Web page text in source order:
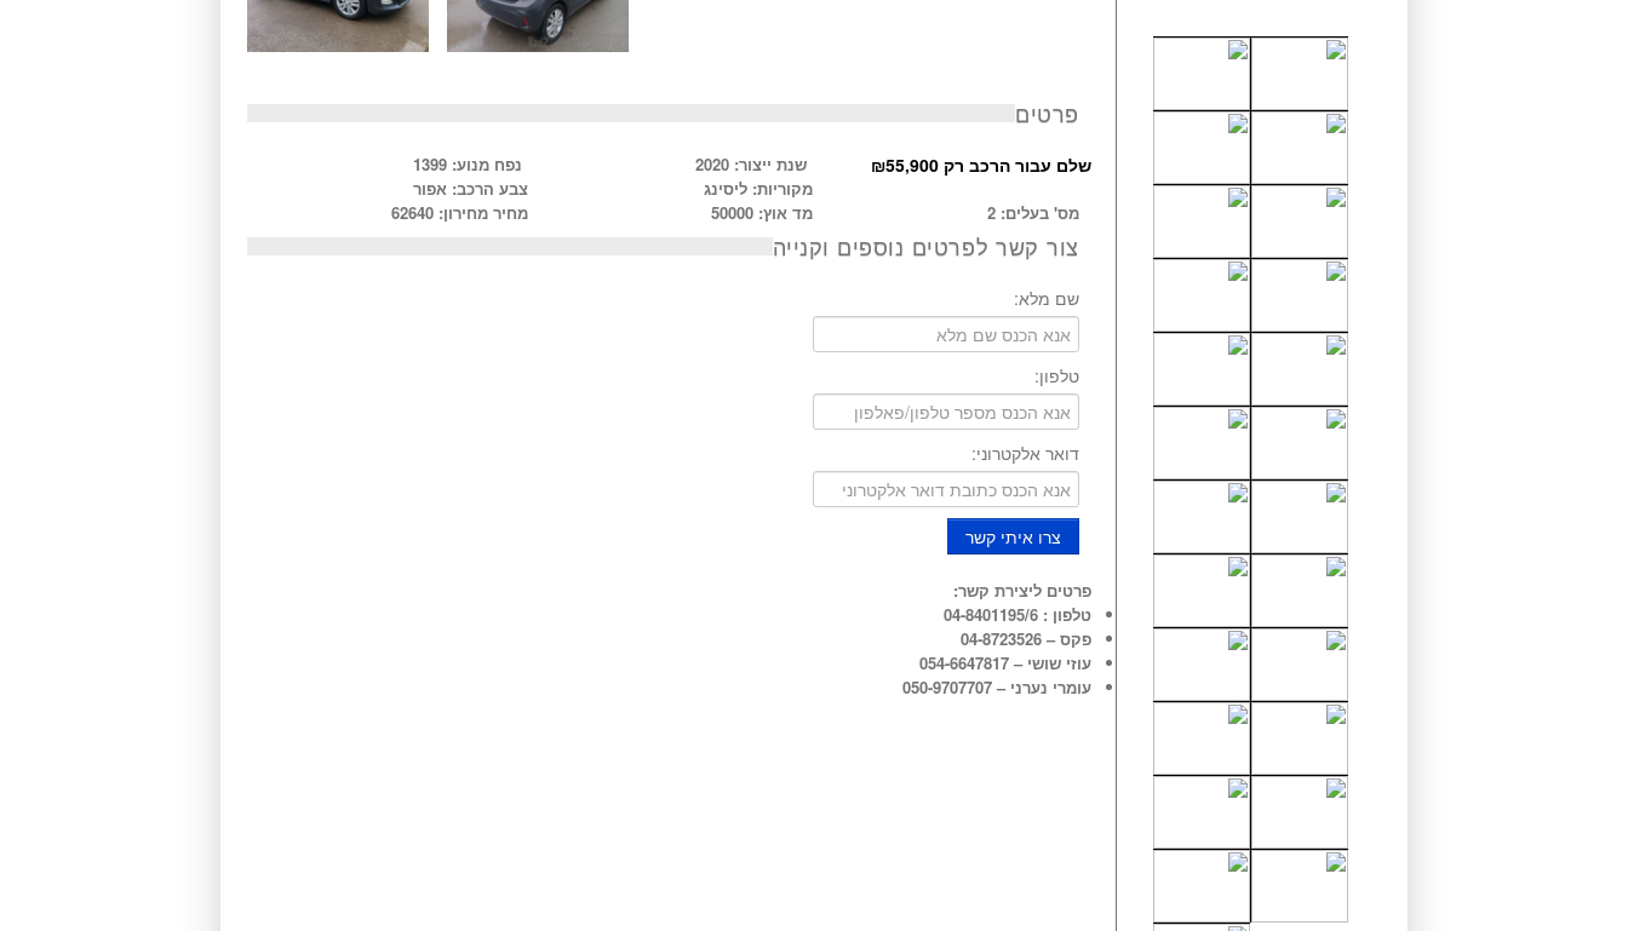
פרטים
שלם עבור הרכב רק ₪55,900 שנת ייצור: 2020
נפח מנוע: 1399
מקוריות: ליסינג
צבע הרכב: אפור
מס' בעלים: 2
מד אוץ: 50000 מחיר מחירון: 62640
צור קשר לפרטים נוספים וקנייה
שם מלא:
טלפון:
דואר אלקטרוני:
פרטים ליצירת קשר:
טלפון : 04-8401195/6
פקס – 04-8723526
עוזי שושי – 054-6647817
עומרי נערני – 050-9707707